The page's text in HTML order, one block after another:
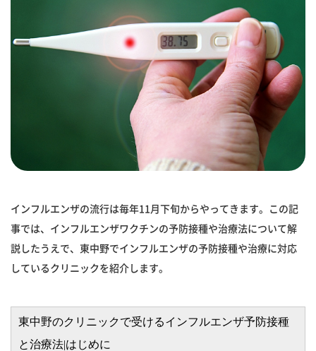
インフルエンザの流行は毎年11月下旬からやってきます。この記
事では、インフルエンザワクチンの予防接種や治療法について解
説したうえで、東中野でインフルエンザの予防接種や治療に対応
しているクリニックを紹介します。
東中野のクリニックで受けるインフルエンザ予防接種
と治療法|はじめに